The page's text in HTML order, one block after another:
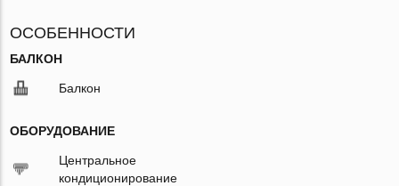
ОСОБЕННОСТИ
БАЛКОН
Балкон
ОБОРУДОВАНИЕ
Центральное
кондиционирование